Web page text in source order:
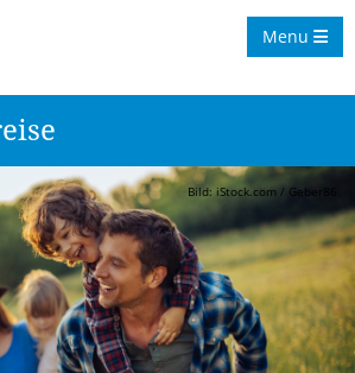
Menu
Bild: iStock.com / Geber86